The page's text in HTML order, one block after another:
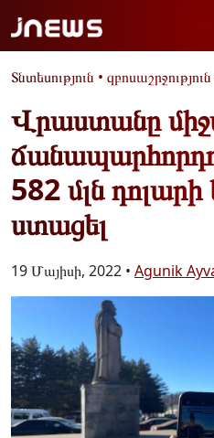
Տնտեսություն • զբոսաշրջություն
Վրաստանը
582 մլն
ստացել
19 Մայիսի, 2022 • Agunik